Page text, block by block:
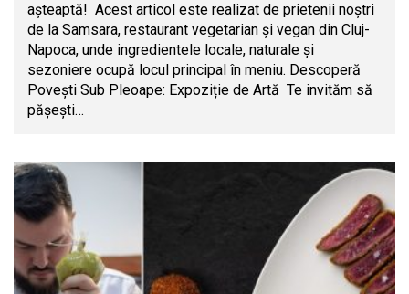
așteaptă! Acest articol este realizat de prietenii noștri
de la Samsara, restaurant vegetarian și vegan din Cluj-
Napoca, unde ingredientele locale, naturale și
sezoniere ocupă locul principal în meniu. Descoperă
Povești Sub Pleoape: Expoziție de Artă Te invităm să
pășești…